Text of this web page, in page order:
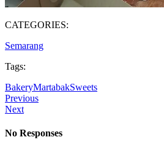
CATEGORIES:
Semarang
Tags:
BakeryMartabakSweets
Previous
Next
No Responses